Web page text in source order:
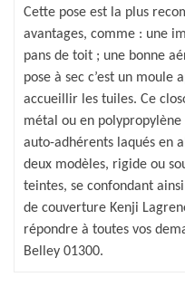
Cette pose est la plus
avantages, comme : une
pans de toit ; une bonne
pose à sec c’est un
accueillir les tuiles. Ce
métal ou en
auto-adhérents laqués en
deux modèles, rigide ou
teintes, se confondant
de couverture Kenji
répondre à toutes vos
Belley 01300.